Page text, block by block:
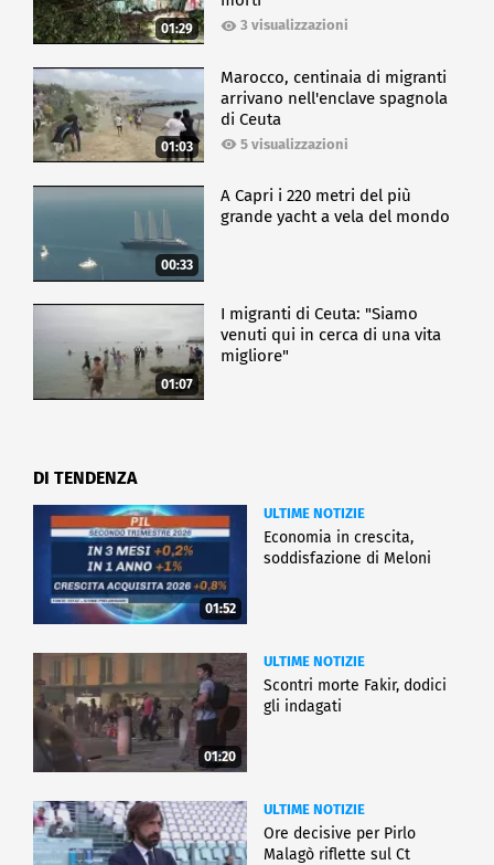
01:29 3 visualizzazioni
01:03
Marocco, centinaia di migranti
arrivano nell'enclave spagnola
di Ceuta
5 visualizzazioni
00:33
A Capri i 220 metri del più
grande yacht a vela del mondo
01:07
I migranti di Ceuta: "Siamo
venuti qui in cerca di una vita
migliore"
DI TENDENZA
01:52
ULTIME NOTIZIE
Economia in crescita,
soddisfazione di Meloni
01:20
ULTIME NOTIZIE
Scontri morte Fakir, dodici
gli indagati
ULTIME NOTIZIE
Ore decisive per Pirlo
Malagò riflette sul Ct